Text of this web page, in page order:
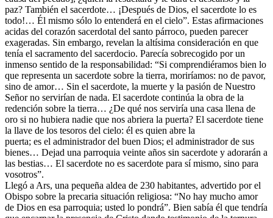
paz? También el sacerdote… ¡Después de Dios, el sacerdote lo es
todo!… Él mismo sólo lo entenderá en el cielo”. Estas afirmaciones
acidas del corazón sacerdotal del santo párroco, pueden parecer
exageradas. Sin embargo, revelan la altísima consideración en que
tenía el sacramento del sacerdocio. Parecía sobrecogido por un
inmenso sentido de la responsabilidad: “Si comprendiéramos bien lo
que representa un sacerdote sobre la tierra, moriríamos: no de pavor,
sino de amor… Sin el sacerdote, la muerte y la pasión de Nuestro
Señor no servirían de nada. El sacerdote continúa la obra de la
redención sobre la tierra… ¿De qué nos serviría una casa llena de
oro si no hubiera nadie que nos abriera la puerta? El sacerdote tiene
la llave de los tesoros del cielo: él es quien abre la
puerta; es el administrador del buen Dios; el administrador de sus
bienes… Dejad una parroquia veinte años sin sacerdote y adorarán a
las bestias… El sacerdote no es sacerdote para sí mismo, sino para
vosotros”.
Llegó a Ars, una pequeña aldea de 230 habitantes, advertido por el
Obispo sobre la precaria situación religiosa: “No hay mucho amor
de Dios en esa parroquia; usted lo pondrá”. Bien sabía él que tendría